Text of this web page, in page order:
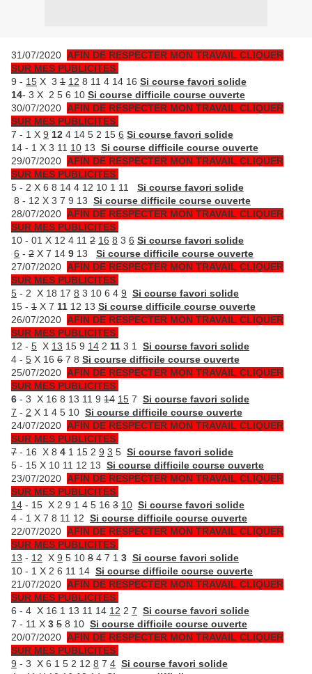
31/07/2020 AFIN DE RESPECTER MON TRAVAIL CLIQUER
SUR MES PUBLICITES
9 - 15 X 3 1 12 8 11 4 14 16 Si course favori solide
14- 3 X 2 5 6 10 Si course difficile course ouverte
30/07/2020 AFIN DE RESPECTER MON TRAVAIL CLIQUER
SUR MES PUBLICITES
7 - 1 X 9 12 4 14 5 2 15 6 Si course favori solide
14 - 1 X 3 11 10 13 Si course difficile course ouverte
29/07/2020 AFIN DE RESPECTER MON TRAVAIL CLIQUER
SUR MES PUBLICITES
5 - 2 X 6 8 14 4 12 10 1 11 Si course favori solide
8 - 12 X 3 7 9 13 Si course difficile course ouverte
28/07/2020 AFIN DE RESPECTER MON TRAVAIL CLIQUER
SUR MES PUBLICITES
10 - 01 X 12 4 11 2 16 8 3 6 Si course favori solide
6 - 2 X 7 14 9 13 Si course difficile course ouverte
27/07/2020 AFIN DE RESPECTER MON TRAVAIL CLIQUER
SUR MES PUBLICITES
5 - 2 X 18 17 8 3 10 6 4 9 Si course favori solide
15 - 1 X 7 11 12 13 Si course difficile course ouverte
26/07/2020 AFIN DE RESPECTER MON TRAVAIL CLIQUER
SUR MES PUBLICITES
12 - 5 X 13 15 9 14 2 11 3 1 Si course favori solide
4 - 5 X 16 6 7 8 Si course difficile course ouverte
25/07/2020 AFIN DE RESPECTER MON TRAVAIL CLIQUER
SUR MES PUBLICITES
6 - 3 X 16 8 13 11 9 14 15 7 Si course favori solide
7 - 2 X 1 4 5 10 Si course difficile course ouverte
24/07/2020 AFIN DE RESPECTER MON TRAVAIL CLIQUER
SUR MES PUBLICITES
7 - 16 X 8 4 1 15 2 9 3 5 Si course favori solide
5 - 15 X 10 11 12 13 Si course difficile course ouverte
23/07/2020 AFIN DE RESPECTER MON TRAVAIL CLIQUER
SUR MES PUBLICITES
14 - 15 X 2 9 1 4 5 16 3 10 Si course favori solide
4 - 1 X 7 8 11 12 Si course difficile course ouverte
22/07/2020 AFIN DE RESPECTER MON TRAVAIL CLIQUER
SUR MES PUBLICITES
13 - 12 X 9 5 10 8 4 7 1 3 Si course favori solide
10 - 1 X 2 6 11 14 Si course difficile course ouverte
21/07/2020 AFIN DE RESPECTER MON TRAVAIL CLIQUER
SUR MES PUBLICITES
6 - 4 X 16 1 13 11 14 12 2 7 Si course favori solide
7 - 11 X 3 5 8 10 Si course difficile course ouverte
20/07/2020 AFIN DE RESPECTER MON TRAVAIL CLIQUER
SUR MES PUBLICITES
9 - 3 X 6 1 5 2 12 8 7 4 Si course favori solide